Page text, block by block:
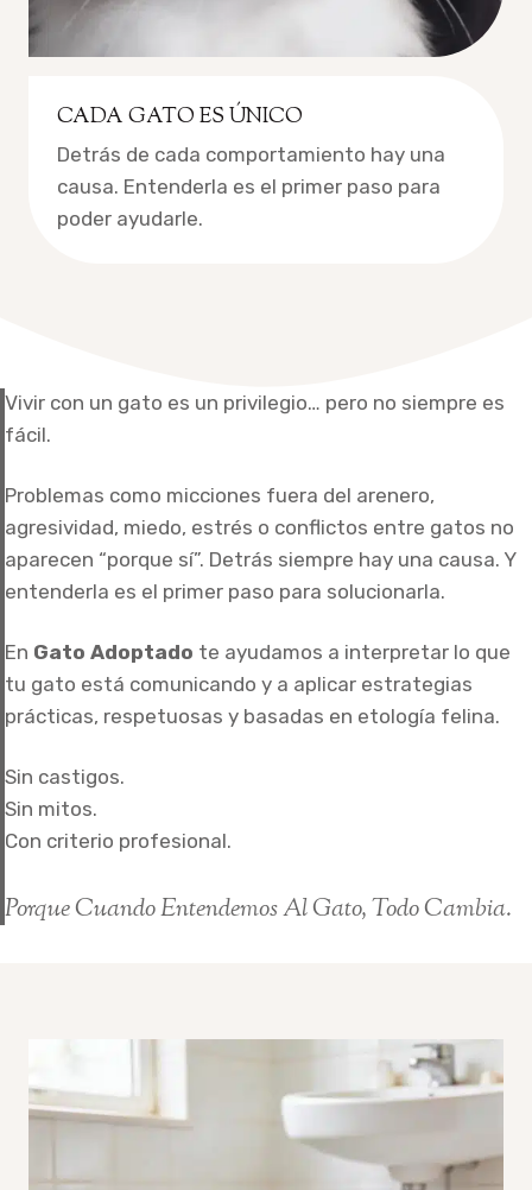
CADA GATO ES ÚNICO
Detrás de cada comportamiento hay una
causa. Entenderla es el primer paso para
poder ayudarle.
Vivir con un gato es un privilegio… pero no siempre es
fácil.
Problemas como micciones fuera del arenero,
agresividad, miedo, estrés o conflictos entre gatos no
aparecen “porque sí”. Detrás siempre hay una causa. Y
entenderla es el primer paso para solucionarla.
En Gato Adoptado te ayudamos a interpretar lo que
tu gato está comunicando y a aplicar estrategias
prácticas, respetuosas y basadas en etología felina.
Sin castigos.
Sin mitos.
Con criterio profesional.
Porque Cuando Entendemos Al Gato, Todo Cambia.